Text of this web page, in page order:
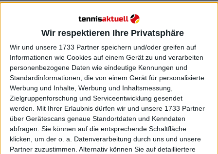
Wir respektieren Ihre Privatsphäre
Wir und unsere 1733 Partner speichern und/oder greifen auf
Informationen wie Cookies auf einem Gerät zu und verarbeiten
personenbezogene Daten wie eindeutige Kennungen und
Standardinformationen, die von einem Gerät für personalisierte
Werbung und Inhalte, Werbung und Inhaltsmessung,
Zielgruppenforschung und Serviceentwicklung gesendet
werden. Mit Ihrer Erlaubnis dürfen wir und unsere 1733 Partner
über Gerätescans genaue Standortdaten und Kenndaten
abfragen. Sie können auf die entsprechende Schaltfläche
klicken, um der o. a. Datenverarbeitung durch uns und unsere
Partner zuzustimmen. Alternativ können Sie auf detailliertere
"Ich möchte allen danken, die diese Fahrt zu etwas
Besonderem für mich gemacht haben, egal wie
groß oder klein die Rolle in meinem Leben war. Jede
Erinnerung wird etwas sein, das ich für immer in
Ehren halte und auf das ich immer stolz sein werde.
Ich hätte mir nie vorstellen können, was dieses
Leben mir geben könnte und wohin es mich
gebracht hat. Ein blondhaariges, verkehrt herum
sitzendes Kind aus dem DMV, das 16 Jahre lang Profi-
Tennisspieler war! Ich bin diesem Sport, den ich liebe,
für immer dankbar. Meine Familie, meine Freunde,
meine Frau, Tyler, mein Baby, Rush - Danke für die